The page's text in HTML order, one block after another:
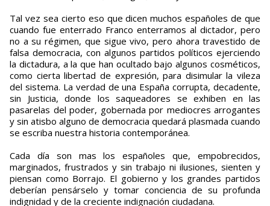
Tal vez sea cierto eso que dicen muchos españoles de que
cuando fue enterrado Franco enterramos al dictador, pero
no a su régimen, que sigue vivo, pero ahora travestido de
falsa democracia, con algunos partidos políticos ejerciendo
la dictadura, a la que han ocultado bajo algunos cosméticos,
como cierta libertad de expresión, para disimular la vileza
del sistema. La verdad de una España corrupta, decadente,
sin Justicia, donde los saqueadores se exhiben en las
pasarelas del poder, gobernada por mediocres arrogantes
y sin atisbo alguno de democracia quedará plasmada cuando
se escriba nuestra historia contemporánea.
Cada día son mas los españoles que, empobrecidos,
marginados, frustrados y sin trabajo ni ilusiones, sienten y
piensan como Borrajo. El gobierno y los grandes partidos
deberían pensárselo y tomar conciencia de su profunda
indignidad y de la creciente indignación ciudadana.